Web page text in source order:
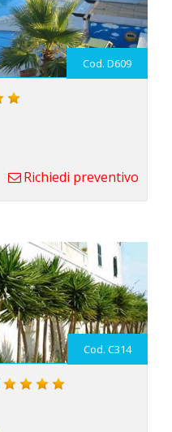
Cod. D609
Richiedi preventivo
Cod. C314